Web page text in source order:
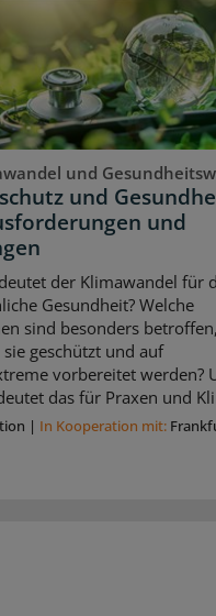
und
und
und
der Klimawandel für
Gesundheit? Welche
sind besonders
geschützt und auf
vorbereitet werden?
das für Praxen und
| In Kooperation mit: